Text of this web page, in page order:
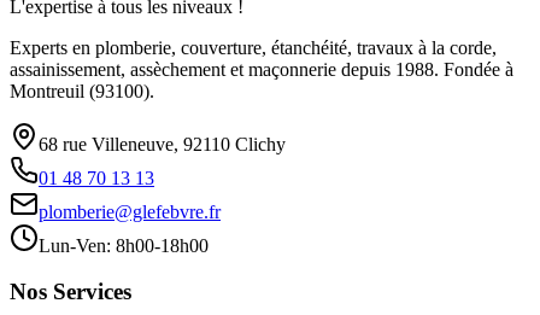
L'expertise à tous les niveaux !
Experts en plomberie, couverture, étanchéité, travaux à la corde,
assainissement, assèchement et maçonnerie depuis 1988. Fondée à
Montreuil (93100).
68 rue Villeneuve, 92110 Clichy
01 48 70 13 13
plomberie@glefebvre.fr
Lun-Ven: 8h00-18h00
Nos Services